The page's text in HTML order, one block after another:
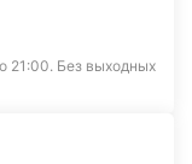
21:00. Без выходных